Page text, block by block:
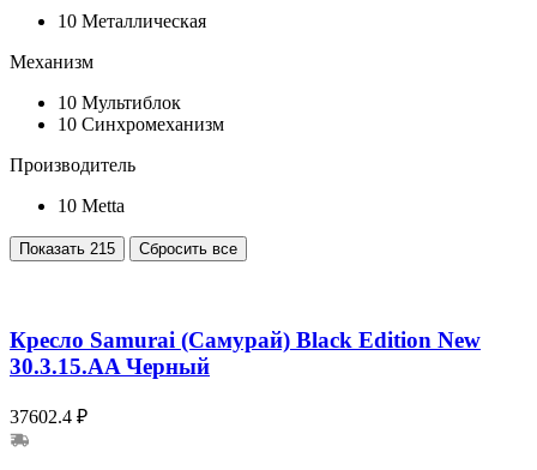
10 Металлическая
Механизм
10 Мультиблок
10 Синхромеханизм
Производитель
10 Metta
Показать 215 Сбросить все
Кресло Samurai (Самурай) Black Edition New
30.3.15.AA Черный
37602.4 ₽